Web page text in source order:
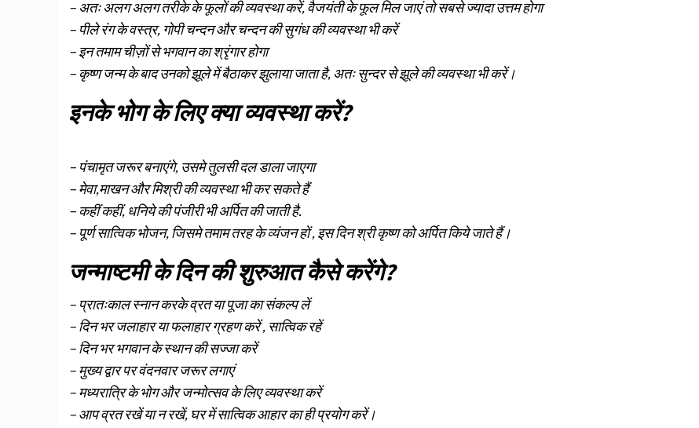
– अतः अलग अलग तरीके के फूलों की व्यवस्था करें, वैजयंती के फूल मिल जाएं तो सबसे ज्यादा उत्तम होगा
– पीले रंग के वस्त्र, गोपी चन्दन और चन्दन की सुगंध की व्यवस्था भी करें
– इन तमाम चीज़ों से भगवान का श्रृंगार होगा
– कृष्ण जन्म के बाद उनको झूले में बैठाकर झुलाया जाता है, अतः सुन्दर से झूले की व्यवस्था भी करें।
इनके भोग के लिए क्या व्यवस्था करें?
– पंचामृत जरूर बनाएंगे, उसमे तुलसी दल डाला जाएगा
– मेवा,माखन और मिश्री की व्यवस्था भी कर सकते हैं
– कहीं कहीं, धनिये की पंजीरी भी अर्पित की जाती है.
– पूर्ण सात्विक भोजन, जिसमे तमाम तरह के व्यंजन हों , इस दिन श्री कृष्ण को अर्पित किये जाते हैं।
जन्माष्टमी के दिन की शुरुआत कैसे करेंगे?
– प्रातःकाल स्नान करके व्रत या पूजा का संकल्प लें
– दिन भर जलाहार या फलाहार ग्रहण करें , सात्विक रहें
– दिन भर भगवान के स्थान की सज्जा करें
– मुख्य द्वार पर वंदनवार जरूर लगाएं
– मध्यरात्रि के भोग और जन्मोत्सव के लिए व्यवस्था करें
– आप व्रत रखें या न रखें, घर में सात्विक आहार का ही प्रयोग करें।